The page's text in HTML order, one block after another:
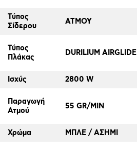
Τύπος
Σίδερου
ΑΤΜΟΥ
Τύπος
Πλάκας
DURILIUM AIRGLIDE
Ισχύς 2800 W
Παραγωγή
Ατμού
55 GR/MIN
Χρώμα ΜΠΛΕ / ΑΣΗΜΙ